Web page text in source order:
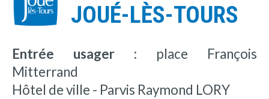
JOUÉ-LÈS-TOURS
Entrée usager : place François
Mitterrand
Hôtel de ville - Parvis Raymond LORY